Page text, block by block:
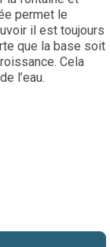
permet le
il est toujours
que la base soit
Cela
l’eau.